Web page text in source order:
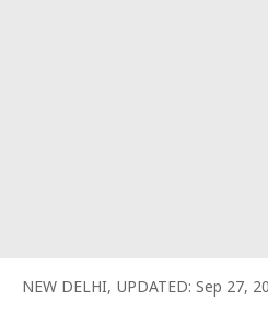
शेयर
NEW DELHI, UPDATED: Sep 27,